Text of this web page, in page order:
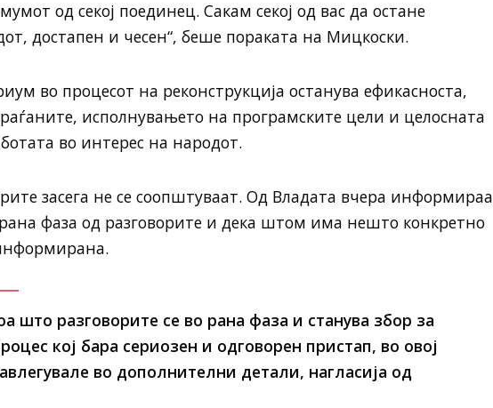
од секој поединец. Сакам секој од вас да остане
достапен и чесен“, беше пораката на Мицкоски.
во процесот на реконструкција останува ефикасноста,
исполнувањето на програмските цели и целосната
во интерес на народот.
засега не се соопштуваат. Од Владата вчера информираа
рана фаза од разговорите и дека штом има нешто конкретно
што разговорите се во рана фаза и станува збор за
кој бара сериозен и одговорен пристап, во овој
во дополнителни детали, нагласија од